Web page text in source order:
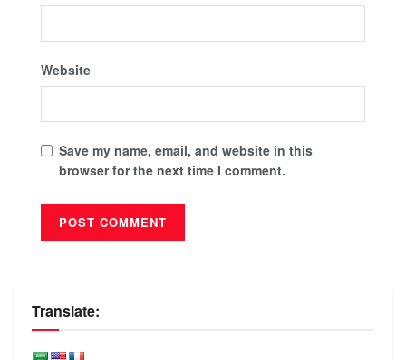
Website
Save my name, email, and website in this
browser for the next time I comment.
Translate: